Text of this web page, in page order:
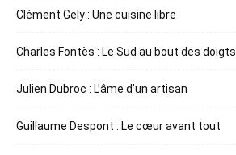
Clément Gely : Une cuisine libre
Charles Fontès : Le Sud au bout des doigts
Julien Dubroc : L’âme d’un artisan
Guillaume Despont : Le cœur avant tout